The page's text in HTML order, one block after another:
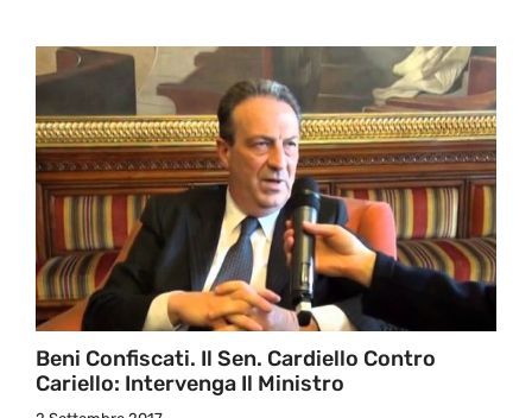
Beni Confiscati. Il Sen. Cardiello Contro
Cariello: Intervenga Il Ministro